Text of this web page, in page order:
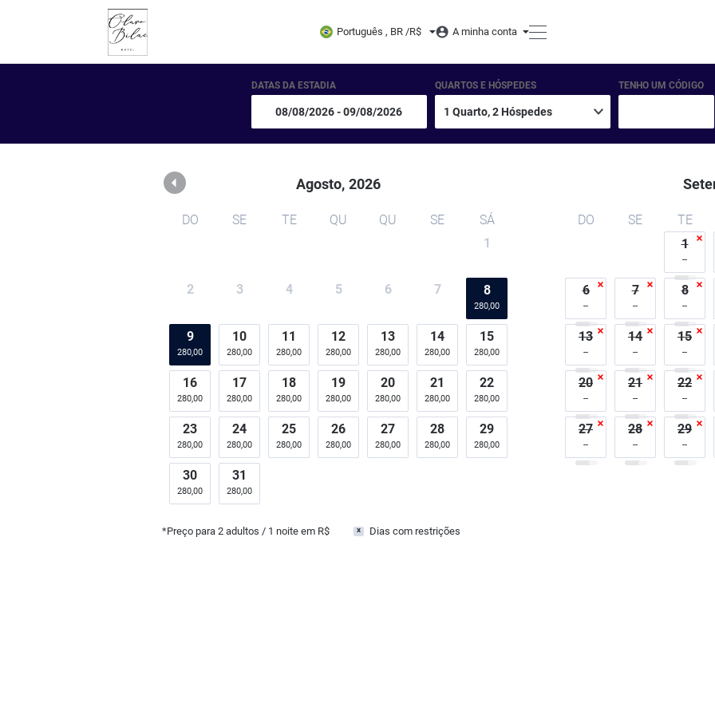
Olavo Bilac Hotel Português , BR /R$ A minha conta
DATAS DA ESTADIA QUARTOS E HÓSPEDES TENHO UM CÓDIGO
Agosto, 2026
DO SE TE QU QU SE
SÁ
1
2 3 4 5 6 7 8
280,00
9
280,00
10
280,00
11
280,00
12
280,00
13
280,00
14
280,00
15
280,00
16
280,00
17
280,00
18
280,00
19
280,00
20
280,00
21
280,00
22
280,00
23
280,00
24
280,00
25
280,00
26
280,00
27
280,00
28
280,00
29
280,00
30
280,00
31
280,00
DO SE TE
1
6 7 8
13 14 15
20 21 22
27 28 29
*Preço para2 adultos / 1 noite em R$ x Dias com restrições